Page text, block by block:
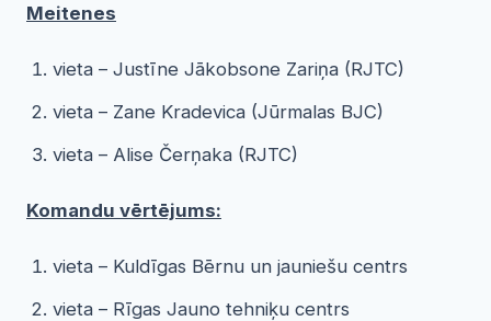
Meitenes
vieta – Justīne Jākobsone Zariņa (RJTC)
vieta – Zane Kradevica (Jūrmalas BJC)
vieta – Alise Čerņaka (RJTC)
Komandu vērtējums:
vieta – Kuldīgas Bērnu un jauniešu centrs
vieta – Rīgas Jauno tehniķu centrs